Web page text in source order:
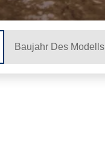
Baujahr Des Modells